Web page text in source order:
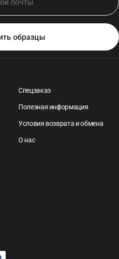
Спецзаказ
Полезная информация
Условия возврата и обмена
О нас